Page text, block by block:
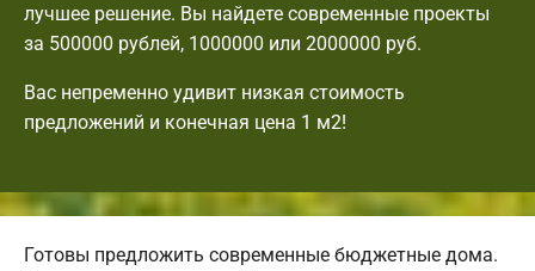
лучшее решение. Вы найдете современные проекты
за 500000 рублей, 1000000 или 2000000 руб.
Вас непременно удивит низкая стоимость
предложений и конечная цена 1 м2!
Готовы предложить современные бюджетные дома.